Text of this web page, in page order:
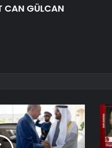
CAN GÜLCAN